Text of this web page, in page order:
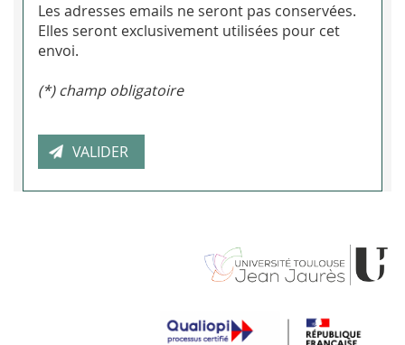
Les adresses emails ne seront pas conservées.
Elles seront exclusivement utilisées pour cet
envoi.
(*) champ obligatoire